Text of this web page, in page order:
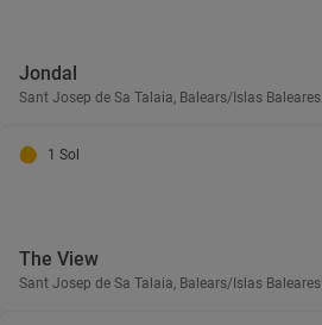
Jondal
Sant Josep de Sa Talaia, Balears/Islas Baleares
1 Sol
The View
Sant Josep de Sa Talaia, Balears/Islas Baleares